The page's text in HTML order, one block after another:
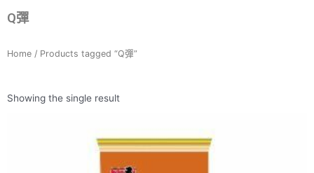
Q彈
Home / Products tagged “Q彈”
Showing the single result